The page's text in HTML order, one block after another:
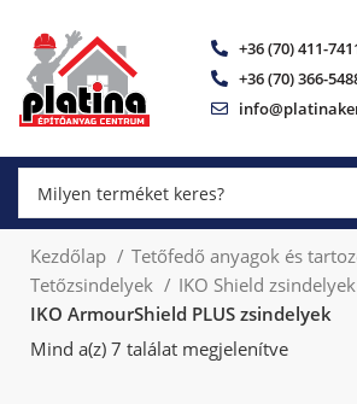
+36 (70) 411-
+36 (70) 366-
Kezdőlap
Tetőfedő anyagok és
Tetőzsindelyek
IKO Shield zsindelyek
IKO ArmourShield PLUS zsindelyek
Mind a(z) 7 találat megjelenítve